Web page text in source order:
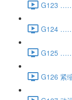
G123
G124
G125
G126 紧